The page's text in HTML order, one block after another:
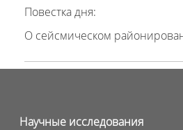
Повестка дня:
О сейсмическом
Научные исследования